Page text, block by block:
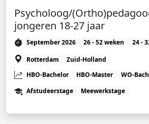
Psycholoog/
jongeren 18-27 jaar
September 2026 26 - 52 weken
24 -
Rotterdam
Zuid-Holland
HBO-Bachelor
HBO-Master WO-
Afstudeerstage
Meewerkstage